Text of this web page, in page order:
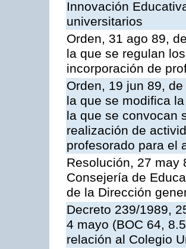
Innovación
universitarios
Orden, 31 ago 89,
la que se regulan
incorporación de
Orden, 19 jun 89,
la que se modifica
la que se convocan
realización de
profesorado para el
Resolución, 27 may
Consejería de
de la Dirección
Decreto 239/1989,
4 mayo (BOC 64,
relación al Colegio